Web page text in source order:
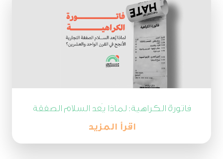
فاتورة الكراهية: لماذا يُعد السلام الصفقة
اقرأ المزيد